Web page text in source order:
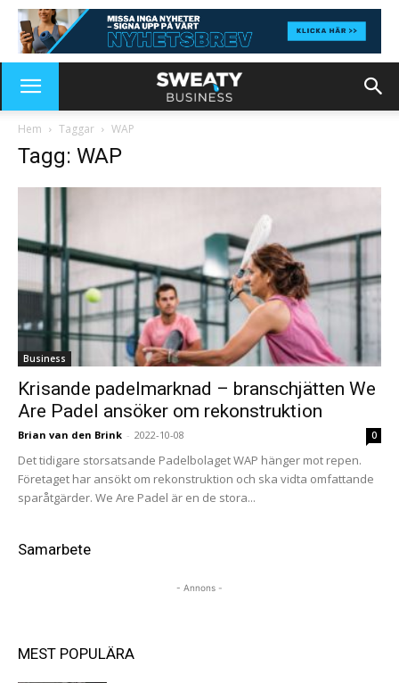
Hem Taggar WAP
Tagg: WAP
Business
Krisande padelmarknad – branschjätten We
Are Padel ansöker om rekonstruktion
Brian van den Brink - 2022-10-08 0
Det tidigare storsatsande Padelbolaget WAP hänger mot repen.
Företaget har ansökt om rekonstruktion och ska vidta omfattande
sparåtgärder. We Are Padel är en de stora...
Samarbete
- Annons -
MEST POPULÄRA